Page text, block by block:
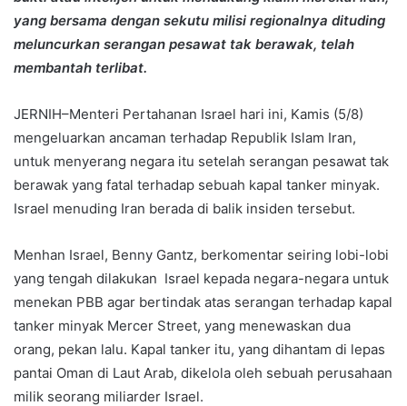
yang bersama dengan sekutu milisi regionalnya dituding
meluncurkan serangan pesawat tak berawak, telah
membantah terlibat.
JERNIH–Menteri Pertahanan Israel hari ini, Kamis (5/8)
mengeluarkan ancaman terhadap Republik Islam Iran,
untuk menyerang negara itu setelah serangan pesawat tak
berawak yang fatal terhadap sebuah kapal tanker minyak.
Israel menuding Iran berada di balik insiden tersebut.
Menhan Israel, Benny Gantz, berkomentar seiring lobi-lobi
yang tengah dilakukan Israel kepada negara-negara untuk
menekan PBB agar bertindak atas serangan terhadap kapal
tanker minyak Mercer Street, yang menewaskan dua
orang, pekan lalu. Kapal tanker itu, yang dihantam di lepas
pantai Oman di Laut Arab, dikelola oleh sebuah perusahaan
milik seorang miliarder Israel.